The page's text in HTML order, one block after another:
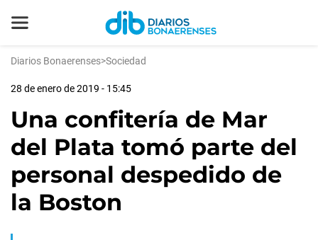
Diarios Bonaerenses>Sociedad
28 de enero de 2019 - 15:45
Una confitería de Mar
del Plata tomó parte del
personal despedido de
la Boston